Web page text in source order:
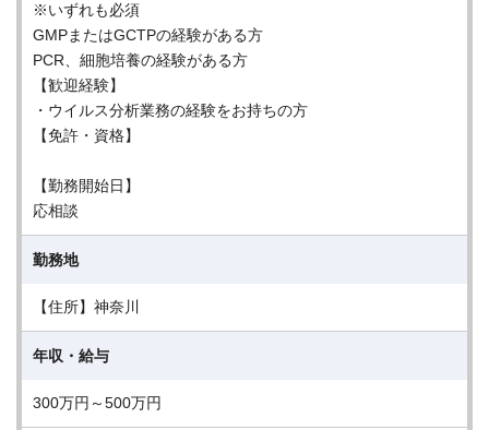
※いずれも必須
GMPまたはGCTPの経験がある方
PCR、細胞培養の経験がある方
【歓迎経験】
・ウイルス分析業務の経験をお持ちの方
【免許・資格】
【勤務開始日】
応相談
勤務地
【住所】神奈川
年収・給与
300万円～500万円